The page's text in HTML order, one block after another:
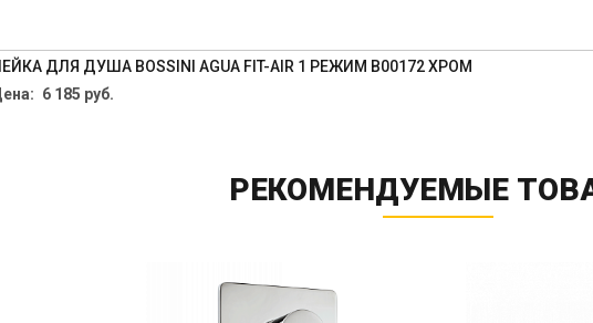
ДЛЯ ДУША BOSSINI AGUA FIT-AIR 1 РЕЖИМ B00172 ХРОМ
6 185 руб.
РЕКОМЕНДУЕМЫЕ